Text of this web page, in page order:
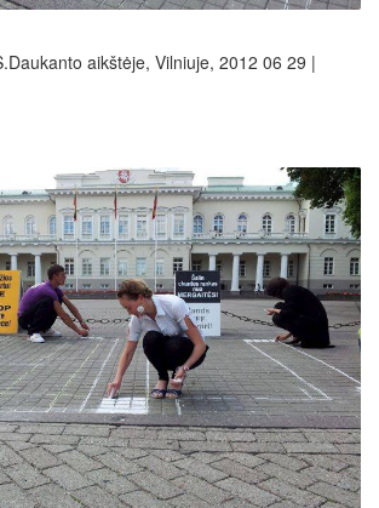
aikštėje, Vilniuje, 2012 06 29 |